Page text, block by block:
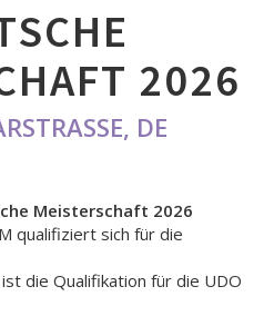
2026
DE
Meisterschaft 2026
qualifiziert sich für die
die Qualifikation für die UDO